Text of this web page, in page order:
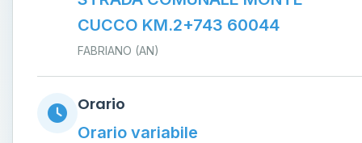
CUCCO KM.2+743 60044
FABRIANO (AN)
Orario
Orario variabile